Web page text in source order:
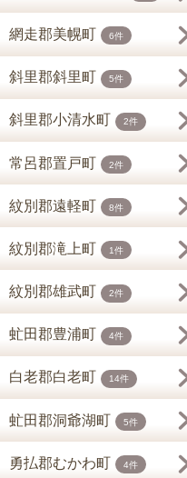
網走郡美幌町 6件
斜里郡斜里町 5件
斜里郡小清水町 2件
常呂郡置戸町 2件
紋別郡遠軽町 8件
紋別郡滝上町 1件
紋別郡雄武町 2件
虻田郡豊浦町 4件
白老郡白老町 14件
虻田郡洞爺湖町 5件
勇払郡むかわ町 4件